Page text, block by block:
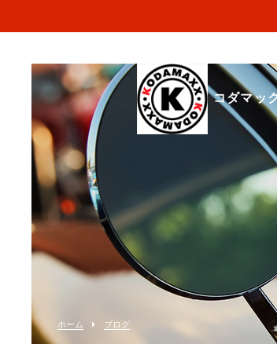
コダマッ
ホーム ブログ